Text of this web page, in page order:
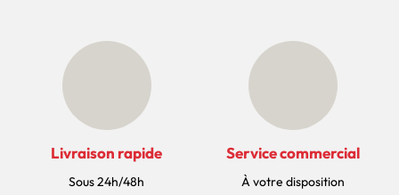
Livraison rapide
Sous 24h/48h
Service commercial
À votre disposition